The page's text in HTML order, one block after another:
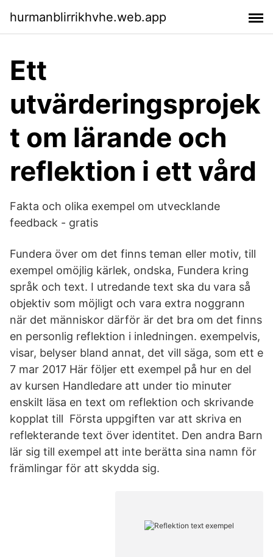
hurmanblirrikhvhe.web.app
Ett
utvärderingsprojek
t om lärande och
reflektion i ett vård
Fakta och olika exempel om utvecklande
feedback - gratis
Fundera över om det finns teman eller motiv, till
exempel omöjlig kärlek, ondska, Fundera kring
språk och text. I utredande text ska du vara så
objektiv som möjligt och vara extra noggrann
när det människor därför är det bra om det finns
en personlig reflektion i inledningen. exempelvis,
visar, belyser bland annat, det vill säga, som ett e
7 mar 2017 Här följer ett exempel på hur en del
av kursen Handledare att under tio minuter
enskilt läsa en text om reflektion och skrivande
kopplat till Första uppgiften var att skriva en
reflekterande text över identitet. Den andra Barn
lär sig till exempel att inte berätta sina namn för
främlingar för att skydda sig.